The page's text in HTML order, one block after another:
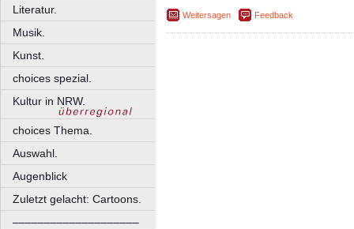
Literatur.
Musik.
Kunst.
choices spezial.
Kultur in NRW.
choices Thema.
Auswahl.
Augenblick
Zuletzt gelacht: Cartoons.
––––––––––––––––––––
Weitersagen Feedback